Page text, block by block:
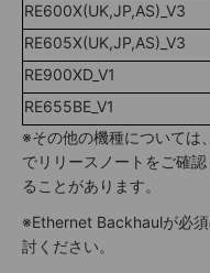
RE600X(UK,JP,AS)_V3
RE605X(UK,JP,AS)_V3
RE900XD_V1
RE655BE_V1
※その他の機種については
でリリースノートをご確認
ることがあります。
※Ethernet Backhaulが必
討ください。